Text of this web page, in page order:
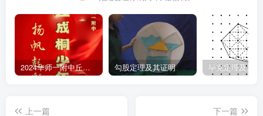
2024华师一附中丘班游园考试真题 勾股定理及其证明 毕克定理及其
上一篇
下一篇